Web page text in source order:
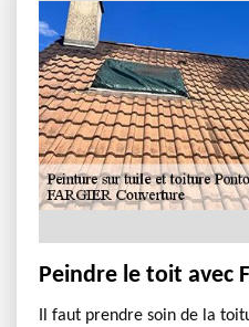
Peindre le toit avec
Il faut prendre soin de la